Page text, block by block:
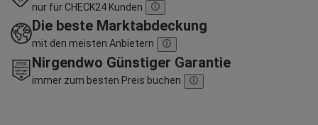
nur für CHECK24 Kunden
Die beste Marktabdeckung
mit den meisten Anbietern
Nirgendwo Günstiger Garantie
immer zum besten Preis buchen